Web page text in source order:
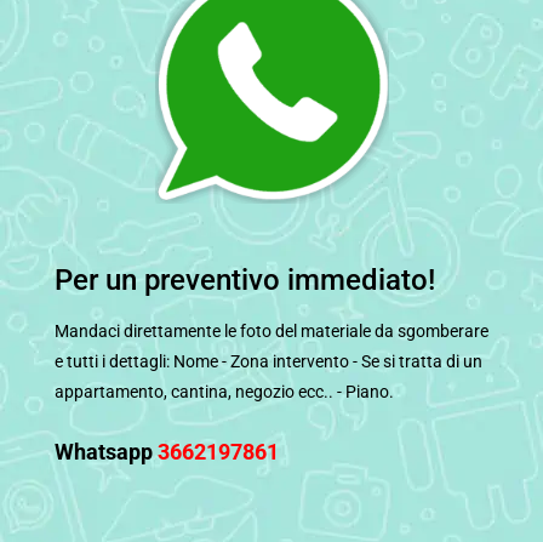
Per un preventivo immediato!
Mandaci direttamente le foto del materiale da sgomberare
e tutti i dettagli: Nome - Zona intervento - Se si tratta di un
appartamento, cantina, negozio ecc.. - Piano.
Whatsapp3662197861